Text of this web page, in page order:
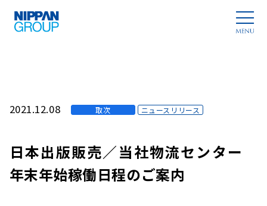
2021.12.08 取次 ニュースリリース
日本出版販売／当社物流センター
年末年始稼働日程のご案内